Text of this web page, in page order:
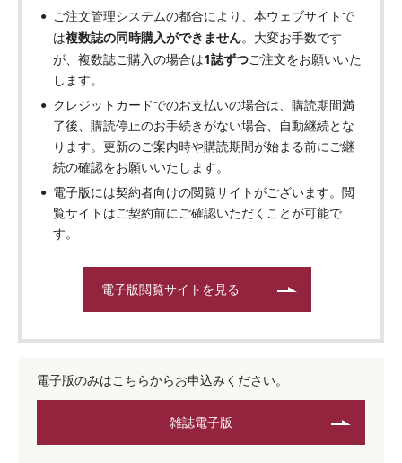
ご注文管理システムの都合により、本ウェブサイトで
は複数誌の同時購入ができません。大変お手数です
が、複数誌ご購入の場合は1誌ずつご注文をお願いいた
します。
クレジットカードでのお支払いの場合は、購読期間満
了後、購読停止のお手続きがない場合、自動継続とな
ります。更新のご案内時や購読期間が始まる前にご継
続の確認をお願いいたします。
電子版には契約者向けの閲覧サイトがございます。閲
覧サイトはご契約前にご確認いただくことが可能で
す。
電子版閲覧サイトを見る
電子版のみはこちらからお申込みください。
雑誌電子版